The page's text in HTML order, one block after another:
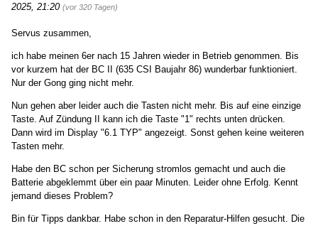
2025, 21:20 (vor 320 Tagen)
Servus zusammen,
ich habe meinen 6er nach 15 Jahren wieder in Betrieb genommen. Bis
vor kurzem hat der BC II (635 CSI Baujahr 86) wunderbar funktioniert.
Nur der Gong ging nicht mehr.
Nun gehen aber leider auch die Tasten nicht mehr. Bis auf eine einzige
Taste. Auf Zündung II kann ich die Taste "1" rechts unten drücken.
Dann wird im Display "6.1 TYP" angezeigt. Sonst gehen keine weiteren
Tasten mehr.
Habe den BC schon per Sicherung stromlos gemacht und auch die
Batterie abgeklemmt über ein paar Minuten. Leider ohne Erfolg. Kennt
jemand dieses Problem?
Bin für Tipps dankbar. Habe schon in den Reparatur-Hilfen gesucht. Die